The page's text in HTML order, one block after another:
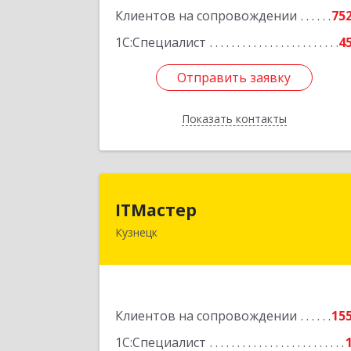
Клиентов на сопровождении
1С:Специалист
Отправить заявку
Показать контакты
Отправить заявку
Назад
ITМастер
Кузнецк
Клиентов на сопровождении
1С:Специалист
1
442537, Пензенская обл, Кузнецк г,
Подробнее